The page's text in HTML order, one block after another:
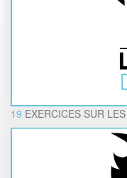
19 EXERCICES SUR